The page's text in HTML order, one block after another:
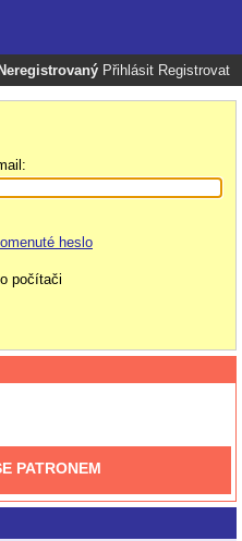
Neregistrovaný Přihlásit Registrovat
heslo
počítači
PATRONEM